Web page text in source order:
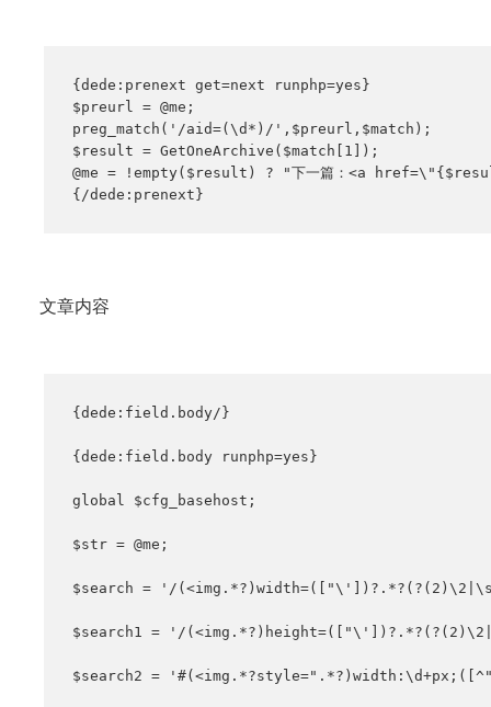
{dede:prenext get=next runphp=yes}
$preurl = @me;
preg_match('/aid=(\d*)/',$preurl,$match);
$result = GetOneArchive($match[1]);
@me = !empty($result) ? "下一篇：<a
{/dede:prenext}
文章内容
{dede:field.body/}
{dede:field.body runphp=yes}
global $cfg_basehost;
$str = @me;
$search = '/
$search1 = '/
$search2 =